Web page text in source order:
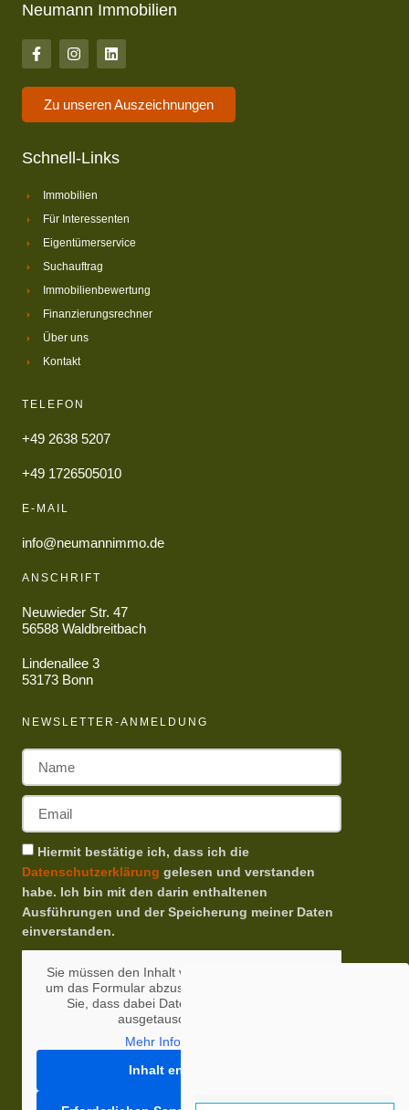
Neumann Immobilien
Zu unseren Auszeichnungen
Schnell-Links
Immobilien
Für Interessenten
Eigentümerservice
Suchauftrag
Immobilienbewertung
Finanzierungsrechner
Über uns
Kontakt
TELEFON
+49 2638 5207
+49 1726505010
E-MAIL
info@neumannimmo.de
ANSCHRIFT
Neuwieder Str. 47
56588 Waldbreitbach
Lindenallee 3
53173 Bonn
NEWSLETTER-ANMELDUNG
Hiermit bestätige ich, dass ich die
Datenschutzerklärung gelesen und verstanden
habe. Ich bin mit den darin enthaltenen
Ausführungen und der Speicherung meiner Daten
einverstanden.
Sie müssen den Inhalt von
um das Formular abzuschicken. Bitte beachten
Sie, dass dabei Daten mit Drittanbietern
ausgetauscht werden.
Mehr Informationen
Inhalt entsperren